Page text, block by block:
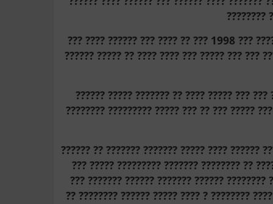
?????
?? ??? ??????? ????? ????? ???? ????? ???? ????? ????????? ??? 1998 ??? ?? ???? ??? ?????? ???? ???
??? ????? ????? ???? ????? ???? ??? ???? ???
???? ??????? ?? ???? ??????? ????? ?????
??????? ??????? . ??? ??? ???? ???????
??? ??? ????? ???? ???? ???? ???? ??? ??????
???????? ?????? ??????? ????? ?? ??????? ?
?????? ?? ??? ????? ??????? ???????
????? ?? ???? ????? ???? ???? ?????